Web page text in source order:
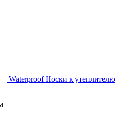
Waterproof Носки к утеплителю